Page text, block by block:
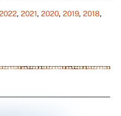
,2021,2020,2019,2018,